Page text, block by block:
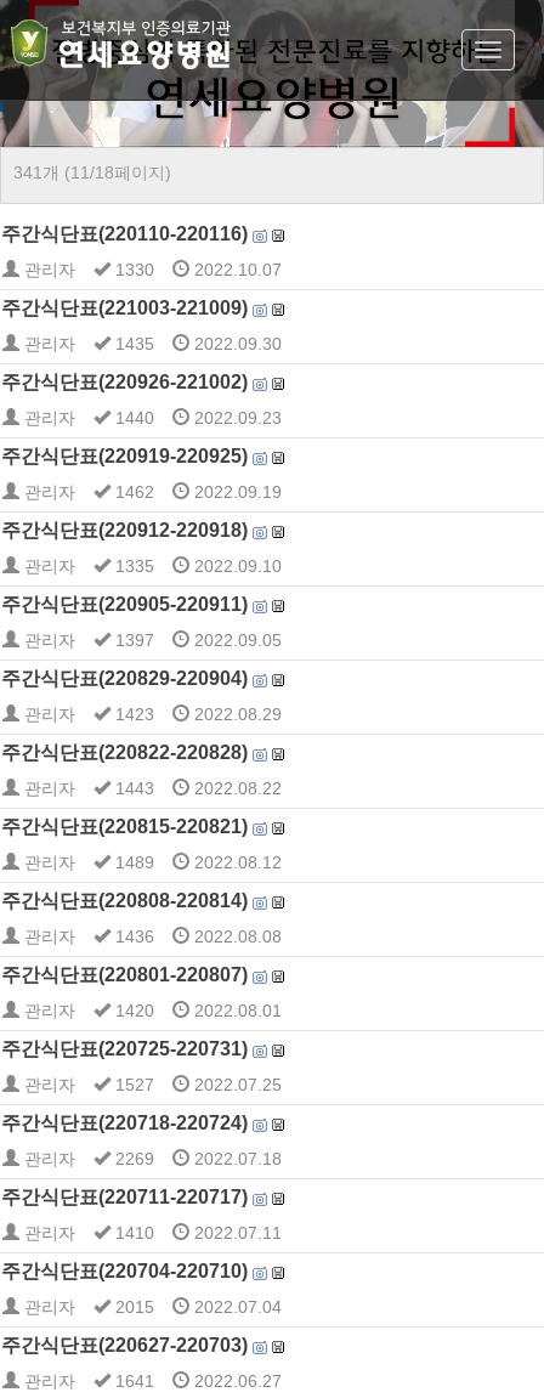
Toggle
341개 (11/18페이지)
주간식단표(220110-220116)
관리자 1330 2022.10.07
주간식단표(221003-221009)
관리자 1435 2022.09.30
주간식단표(220926-221002)
관리자 1440 2022.09.23
주간식단표(220919-220925)
관리자 1462 2022.09.19
주간식단표(220912-220918)
관리자 1335 2022.09.10
주간식단표(220905-220911)
관리자 1397 2022.09.05
주간식단표(220829-220904)
관리자 1423 2022.08.29
주간식단표(220822-220828)
관리자 1443 2022.08.22
주간식단표(220815-220821)
관리자 1489 2022.08.12
주간식단표(220808-220814)
관리자 1436 2022.08.08
주간식단표(220801-220807)
관리자 1420 2022.08.01
주간식단표(220725-220731)
관리자 1527 2022.07.25
주간식단표(220718-220724)
관리자 2269 2022.07.18
주간식단표(220711-220717)
관리자 1410 2022.07.11
주간식단표(220704-220710)
관리자 2015 2022.07.04
주간식단표(220627-220703)
관리자 1641 2022.06.27